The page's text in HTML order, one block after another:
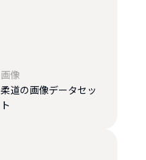
画像
柔道の画像データセッ
ト